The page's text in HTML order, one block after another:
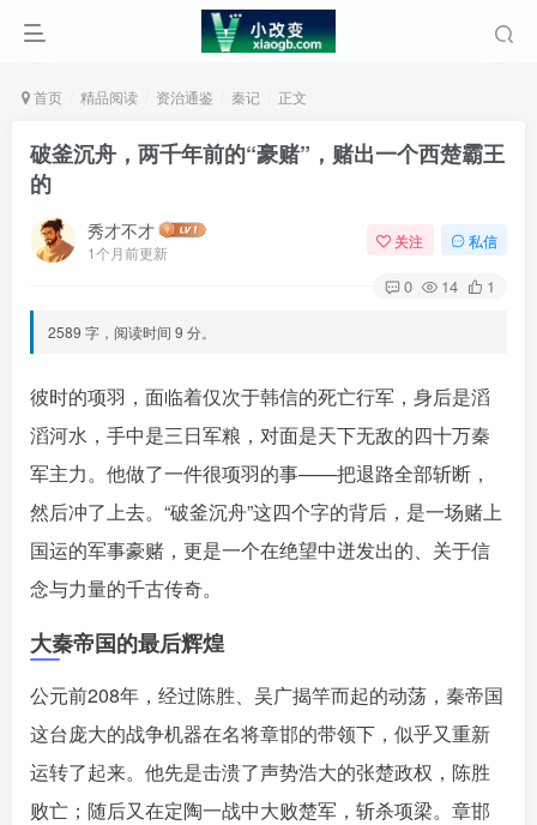
首页 精品阅读 资治通鉴 秦记 正文
破釜沉舟，两千年前的“豪赌”，赌出一个西楚霸王
的
秀才不才
1个月前更新
关注 私信
0 14 1
2589 字，阅读时间 9 分。
彼时的项羽，面临着仅次于韩信的死亡行军，身后是滔
滔河水，手中是三日军粮，对面是天下无敌的四十万秦
军主力。他做了一件很项羽的事——把退路全部斩断，
然后冲了上去。“破釜沉舟”这四个字的背后，是一场赌上
国运的军事豪赌，更是一个在绝望中迸发出的、关于信
念与力量的千古传奇。󠄹󠅀󠄪󠄢󠄡󠄦󠄞󠄧󠄣󠄞󠄢󠄡󠄧󠄞󠄩󠄢󠅬󠅅󠅃󠄵󠅂󠄪󠅗󠅥󠅕󠅣󠅤󠅬󠅄󠄹󠄽󠄵󠄪󠄢󠄠󠄢󠄦󠄝󠄠󠄨󠄝󠄠󠄨󠄐󠄡󠄣󠄪󠄣󠄤󠄪󠄡󠄣󠅬󠅨󠅙󠅑󠅟󠅗󠅒󠄞󠅓󠅟󠅝󠄐󠇕󠆠󠅿󠇖󠆄󠆩󠇕󠅿󠆈󠇗󠆭󠆁󠄐󠇗󠅹󠅸󠇖󠆍󠅳󠇖󠅹󠅰󠇖󠆌󠅹
大秦帝国的最后辉煌
公元前208年，经过陈胜、吴广揭竿而起的动荡，秦帝国
这台庞大的战争机器在名将章邯的带领下，似乎又重新
运转了起来。他先是击溃了声势浩大的张楚政权，陈胜
败亡；随后又在定陶一战中大败楚军，斩杀项梁。章邯